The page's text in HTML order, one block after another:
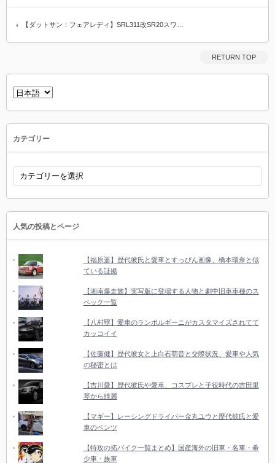
【ダットサン：フェアレディ】SRL311改SR20スワ…
RETURN TOP
言
語
カテゴリー
カ
ゴ
リ
人気の投稿とページ
【福原遥】歴代彼氏と愛車とすっぴん画像、橋本環奈と似
ている証拠
【湘南爆走族】実写版に登場する人物と劇中旧車車種のス
ペック一覧
【八村塁】愛車のランボルギーニがカスタマイズされてて
カッコイイ
【佐藤健】歴代彼女と上白石萌音と交際状況、愛車や人気
の秘密とは
【吉川愛】歴代彼氏や愛車、コスプレと子役時代の吉田里
琴から綺麗
【マギー】レーシングドライバー金丸ユウと歴代彼氏と愛
車のベンツ
【特攻の拓バイク一覧まとめ】国産海外の旧車・名車・希
少車・族車